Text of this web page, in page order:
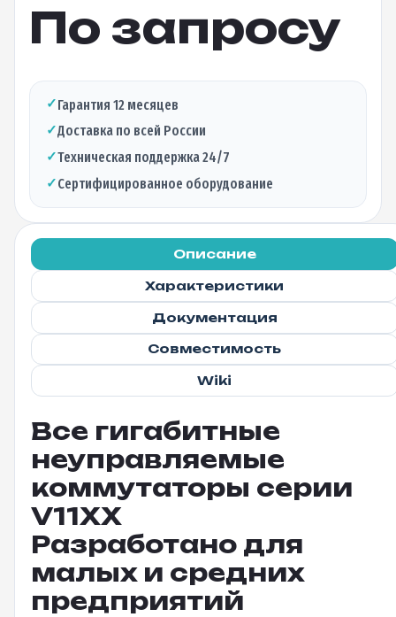
По запросу
✓Гарантия 12 месяцев
✓Доставка по всей России
✓Техническая поддержка 24/7
✓Сертифицированное оборудование
Описание
Характеристики
Документация
Совместимость
Wiki
Все гигабитные
неуправляемые
коммутаторы серии
V11XX
Разработано для
малых и средних
предприятий